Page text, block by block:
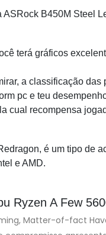
ASRock B450M Steel
terá gráficos
a classificação
pc e teu
cual recompensa
é um tipo de
e AMD.
Ryzen A Few
Matter-of-fact